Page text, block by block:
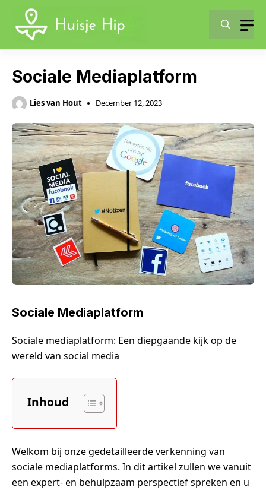
content
Sociale Mediaplatform
Lies van Hout December 12, 2023
Sociale Mediaplatform
Sociale mediaplatform: Een diepgaande kijk op de
wereld van social media
Inhoud
Welkom bij onze gedetailleerde verkenning van
sociale mediaplatforms. In dit artikel zullen we vanuit
een expert- en behulpzaam perspectief spreken en u